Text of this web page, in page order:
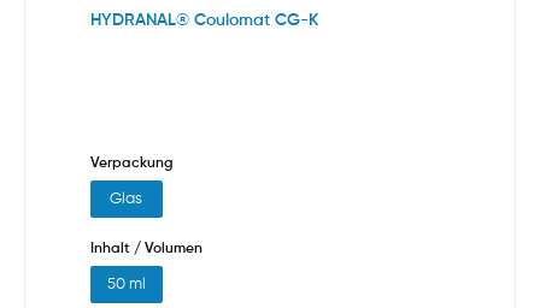
HYDRANAL® Coulomat CG-K
Verpackung
Glas
Inhalt / Volumen
50 ml